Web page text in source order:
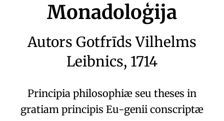
Monadoloģija
Autors Gotfrīds Vilhelms
Leibnics, 1714
Principia philosophiæ seu theses in
gratiam principis Eu-genii conscriptæ